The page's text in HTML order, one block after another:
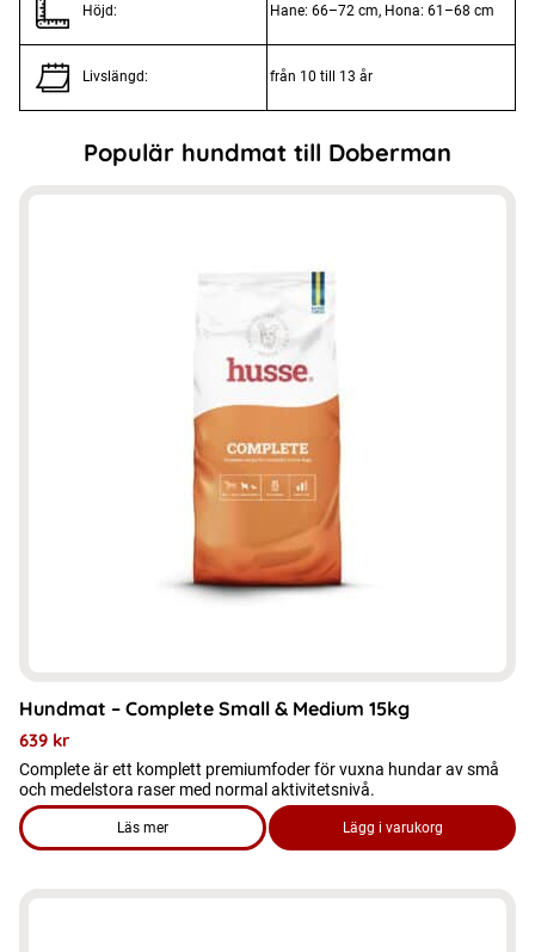
Höjd: Hane: 66–72 cm, Hona: 61–68 cm
Livslängd: från 10 till 13 år
Populär hundmat till Doberman
Hundmat – Complete Small & Medium 15kg
639 kr
Complete är ett komplett premiumfoder för vuxna hundar av små
och medelstora raser med normal aktivitetsnivå.
Läs mer
om produkten Hundmat – Complete Small & Medium 15kg
Lägg i varukorg